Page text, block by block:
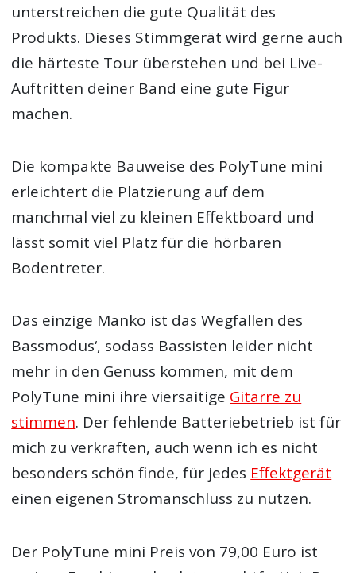
unterstreichen die gute Qualität des
Produkts. Dieses Stimmgerät wird gerne auch
die härteste Tour überstehen und bei Live-
Auftritten deiner Band eine gute Figur
machen.
Die kompakte Bauweise des PolyTune mini
erleichtert die Platzierung auf dem
manchmal viel zu kleinen Effektboard und
lässt somit viel Platz für die hörbaren
Bodentreter.
Das einzige Manko ist das Wegfallen des
Bassmodus‘, sodass Bassisten leider nicht
mehr in den Genuss kommen, mit dem
PolyTune mini ihre viersaitige Gitarre zu
stimmen. Der fehlende Batteriebetrieb ist für
mich zu verkraften, auch wenn ich es nicht
besonders schön finde, für jedes Effektgerät
einen eigenen Stromanschluss zu nutzen.
Der PolyTune mini Preis von 79,00 Euro ist